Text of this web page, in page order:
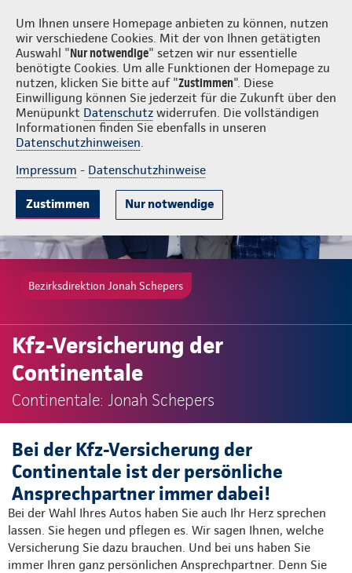
Um Ihnen unsere Homepage anbieten zu können, nutzen
wir verschiedene Cookies. Mit der von Ihnen getätigten
Auswahl "Nur notwendige" setzen wir nur essentielle
benötigte Cookies. Um alle Funktionen der Homepage zu
nutzen, klicken Sie bitte auf "Zustimmen". Diese
Einwilligung können Sie jederzeit für die Zukunft über den
Menüpunkt Datenschutz widerrufen. Die vollständigen
Informationen finden Sie ebenfalls in unseren
Datenschutzhinweisen.
Impressum - Datenschutzhinweise
Zustimmen Nur notwendige
Jonah Schepers Login
Gute Gründe Tarife & Leistungen Wissenswertes Beratung &
Bezirksdirektion Jonah Schepers
Kfz-Versicherung der
Continentale
Continentale: Jonah Schepers
Bei der Kfz-Versicherung der
Continentale ist der persönliche
Ansprechpartner immer dabei!
Bei der Wahl Ihres Autos haben Sie auch Ihr Herz sprechen
lassen. Sie hegen und pflegen es. Wir sagen Ihnen, welche
Versicherung Sie dazu brauchen. Und bei uns haben Sie
immer Ihren ganz persönlichen Ansprechpartner. Denn Sie